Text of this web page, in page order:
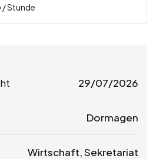
/ Stunde
29/07/2026
Dormagen
Wirtschaft, Sekretariat